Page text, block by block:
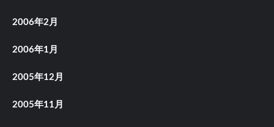
2006年2月
2006年1月
2005年12月
2005年11月